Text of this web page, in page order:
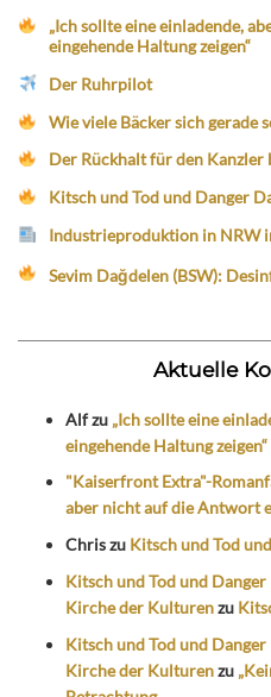
„Ich sollte eine einladende,
eingehende Haltung zeigen“
Der Ruhrpilot
Wie viele Bäcker sich gerade
Der Rückhalt für den Kanzler
Kitsch und Tod und Danger
Industrieproduktion in NRW
Sevim Dağdelen (BSW):
Aktuelle
Alfzu „Ich sollte eine
eingehende Haltung zeigen“
"Kaiserfront Extra"-
aber nicht auf die Antwort
Chriszu Kitsch und Tod
Kitsch und Tod und
Kirche der Kulturenzu
Kitsch und Tod und
Kirche der Kulturenzu